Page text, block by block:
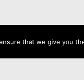
that we give you